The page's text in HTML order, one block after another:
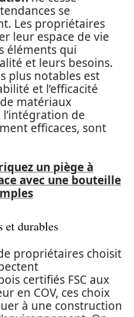
se
Les propriétaires
leur espace de vie
éléments qui
et leurs besoins.
plus notables est
et l’efficacité
matériaux
de
efficaces, sont
un piège à
avec une bouteille
et durables
propriétaires choisit
certifiés FSC aux
en COV, ces choix
à une construction